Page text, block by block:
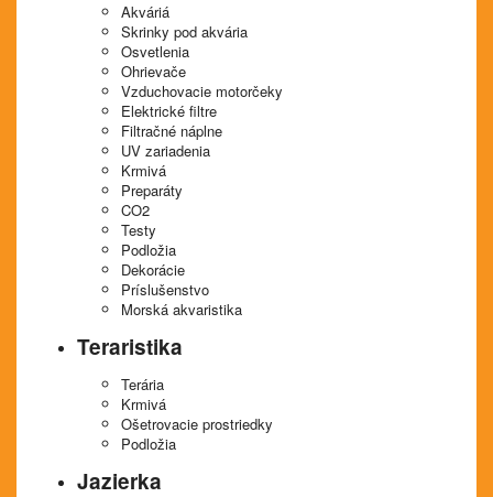
Akváriá
Skrinky pod akvária
Osvetlenia
Ohrievače
Vzduchovacie motorčeky
Elektrické filtre
Filtračné náplne
UV zariadenia
Krmivá
Preparáty
CO2
Testy
Podložia
Dekorácie
Príslušenstvo
Morská akvaristika
Teraristika
Terária
Krmivá
Ošetrovacie prostriedky
Podložia
Jazierka